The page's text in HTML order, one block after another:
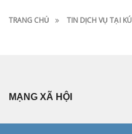
TRANG CHỦ TIN DỊCH VỤ TẠI
MẠNG XÃ HỘI